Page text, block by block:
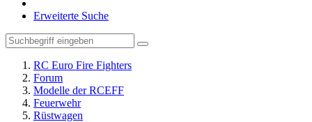
Erweiterte Suche
RC Euro Fire Fighters
Forum
Modelle der RCEFF
Feuerwehr
Rüstwagen